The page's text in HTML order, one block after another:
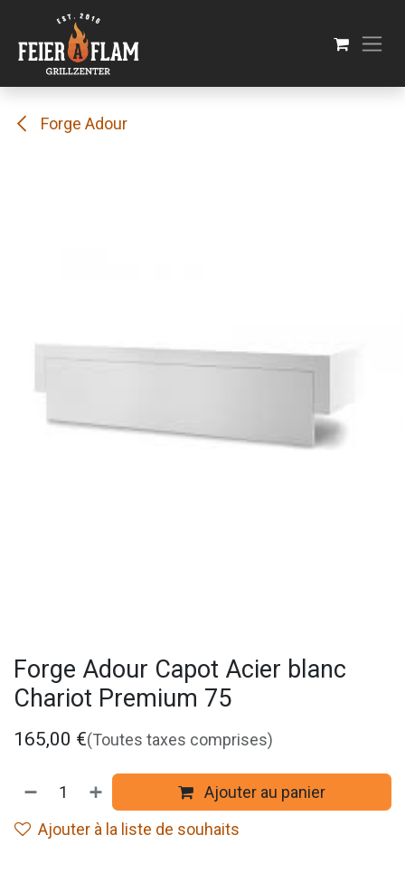
Se rendre au contenu
Forge Adour
Forge Adour Capot Acier blanc
Chariot Premium 75
165,00 €(Toutes taxes comprises)
Ajouter au panier
Ajouter à la liste de souhaits